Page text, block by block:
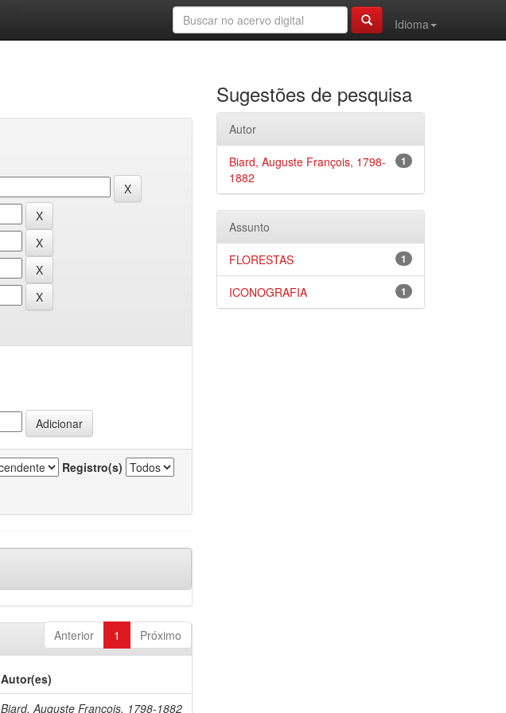
Idioma
Registro(s)
Anterior 1 Próximo
Autor(es)
Biard, Auguste François, 1798-1882
Sugestões de pesquisa
Autor
1
Biard, Auguste François, 1798-
1882
Assunto
1
FLORESTAS
1
ICONOGRAFIA